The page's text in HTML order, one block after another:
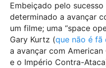
Embeiçado pelo
determinado a avançar
um filme; uma “space
Gary Kurtz (que não é fã
a avançar com
e o Império Contra-